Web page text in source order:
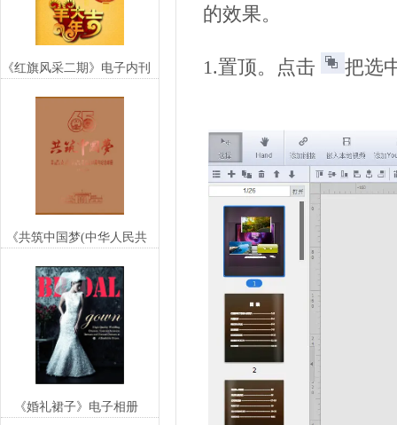
《红旗风采二期》电子内刊
《共筑中国梦(中华人民共
和国和中国人民政
《婚礼裙子》电子相册
的效果。
1.置顶。点击 把选